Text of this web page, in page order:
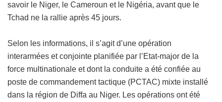
savoir le Niger, le Cameroun et le Nigéria, avant que le
Tchad ne la rallie après 45 jours.
Selon les informations, il s’agit d’une opération
interarmées et conjointe planifiée par l’Etat-major de la
force multinationale et dont la conduite a été confiée au
poste de commandement tactique (PCTAC) mixte installé
dans la région de Diffa au Niger. Les opérations ont été